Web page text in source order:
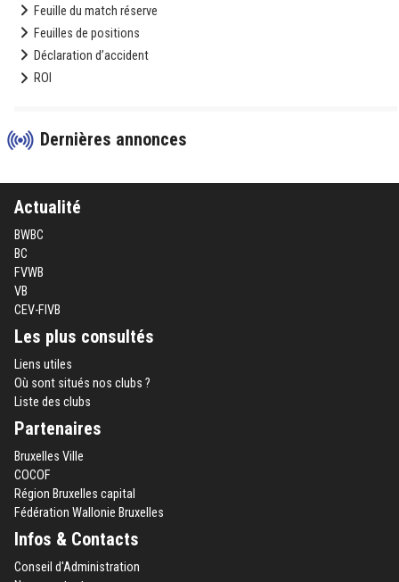
Feuille du match réserve
Feuilles de positions
Déclaration d’accident
ROI
Dernières annonces
Actualité
BWBC
BC
FVWB
VB
CEV-FIVB
Les plus consultés
Liens utiles
Où sont situés nos clubs ?
Liste des clubs
Partenaires
Bruxelles Ville
COCOF
Région Bruxelles capital
Fédération Wallonie Bruxelles
Infos & Contacts
Conseil d'Administration